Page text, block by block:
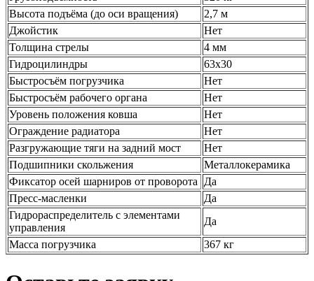
Грузоподъемность
320 кг
Высота подъёма (до оси вращения)
2,7 м
Джойстик
Нет
Толщина стрелы
4 мм
Гидроцилиндры
63х30
Быстросъём погрузчика
Нет
Быстросъём рабочего органа
Нет
Уровень положения ковша
Нет
Ограждение радиатора
Нет
Разгружающие тяги на задний мост
Нет
Подшипники скольжения
Металлокерамика
Фиксатор осей шарниров от проворота Да
Пресс-масленки
Да
Гидрораспределитель с элементами
управления
Да
Масса погрузчика
367 кг